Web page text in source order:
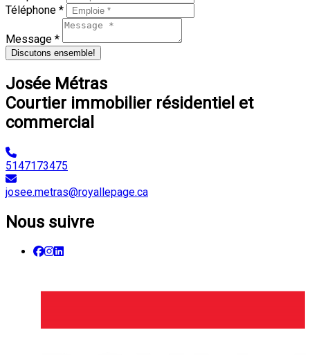
Téléphone *
Message *
Discutons ensemble!
Josée Métras
Courtier immobilier résidentiel et
commercial
5147173475
josee.metras@royallepage.ca
Nous suivre